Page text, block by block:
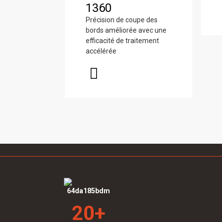
1360
Précision de coupe des
bords améliorée avec une
efficacité de traitement
accélérée
20+